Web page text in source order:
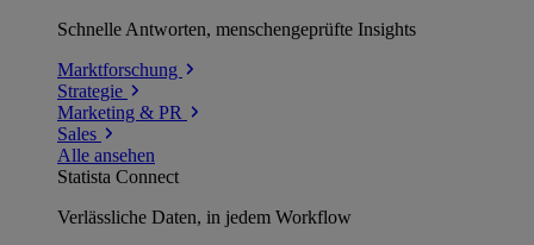
Schnelle Antworten, menschengeprüfte Insights
Marktforschung
Strategie
Marketing & PR
Sales
Alle ansehen
Statista Connect
Verlässliche Daten, in jedem Workflow